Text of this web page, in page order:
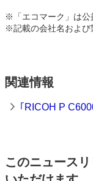
※
「エコマーク」は
※記載の会社名および
関連情報
｢RICOH P
このニュース